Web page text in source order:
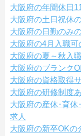
大阪府の年間休日
大阪府の土日祝休
大阪府の日勤のみ
大阪府の4月入職可
大阪府の夏～秋入
大阪府のブランク
大阪府の資格取得
大阪府の研修制度
大阪府の産休･育
求人
大阪府の新卒OKの